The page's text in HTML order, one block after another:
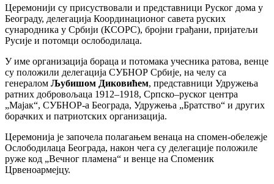
Церемонији су присуствовали и представници Руског дома у
Београду, делегација Координационог савета руских
сународника у Србији (КСОРС), бројни грађани, пријатељи
Русије и потомци ослободилаца.
У име организација бораца и потомака учесника ратова, венце
су положили делегација СУБНОР Србије, на челу са
генералом Љубишом Диковићем, представници Удружења
ратних добровољаца 1912–1918, Српско–руског центра
„Мајак“, СУБНОР-а Београда, Удружења „Братство“ и других
борачких и патриотских организација.
Церемонија је започела полагањем венаца на спомен-обележје
Ослободилаца Београда, након чега су делегације положиле
руже код „Вечног пламена“ и венце на Споменик
Црвеноармејцу.